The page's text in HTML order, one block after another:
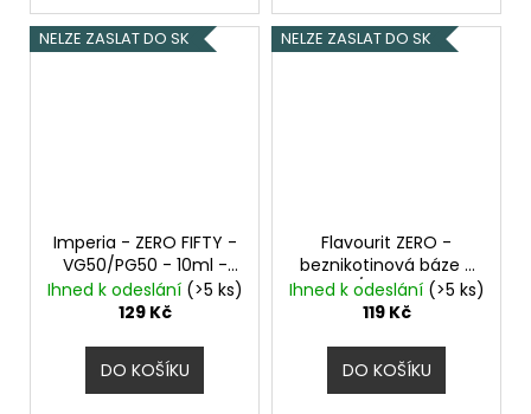
NELZE ZASLAT DO SK
Imperia - ZERO FIFTY -
VG50/PG50 - 10ml -
0mg Beznikotinová
báze
Ihned k odeslání (>5 ks)
129 Kč
DO KOŠÍKU
NELZE ZASLAT DO SK
Flavourit ZERO -
beznikotinová báze -
50VG/50PG - 10ml
Ihned k odeslání (>5 ks)
119 Kč
DO KOŠÍKU